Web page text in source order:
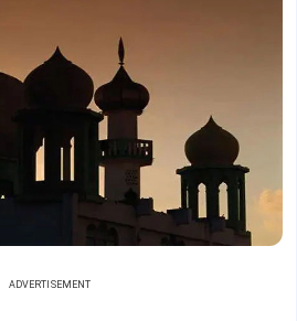
ADVERTISEMENT